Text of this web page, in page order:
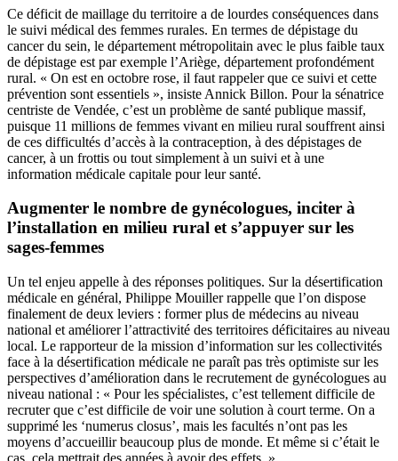
Ce déficit de maillage du territoire a de lourdes conséquences dans
le suivi médical des femmes rurales. En termes de dépistage du
cancer du sein, le département métropolitain avec le plus faible taux
de dépistage est par exemple l’Ariège, département profondément
rural. « On est en octobre rose, il faut rappeler que ce suivi et cette
prévention sont essentiels », insiste Annick Billon. Pour la sénatrice
centriste de Vendée, c’est un problème de santé publique massif,
puisque 11 millions de femmes vivant en milieu rural souffrent ainsi
de ces difficultés d’accès à la contraception, à des dépistages de
cancer, à un frottis ou tout simplement à un suivi et à une
information médicale capitale pour leur santé.
Augmenter le nombre de gynécologues, inciter à
l’installation en milieu rural et s’appuyer sur les
sages-femmes
Un tel enjeu appelle à des réponses politiques. Sur la désertification
médicale en général, Philippe Mouiller rappelle que l’on dispose
finalement de deux leviers : former plus de médecins au niveau
national et améliorer l’attractivité des territoires déficitaires au niveau
local. Le rapporteur de la mission d’information sur les collectivités
face à la désertification médicale ne paraît pas très optimiste sur les
perspectives d’amélioration dans le recrutement de gynécologues au
niveau national : « Pour les spécialistes, c’est tellement difficile de
recruter que c’est difficile de voir une solution à court terme. On a
supprimé les ‘numerus closus’, mais les facultés n’ont pas les
moyens d’accueillir beaucoup plus de monde. Et même si c’était le